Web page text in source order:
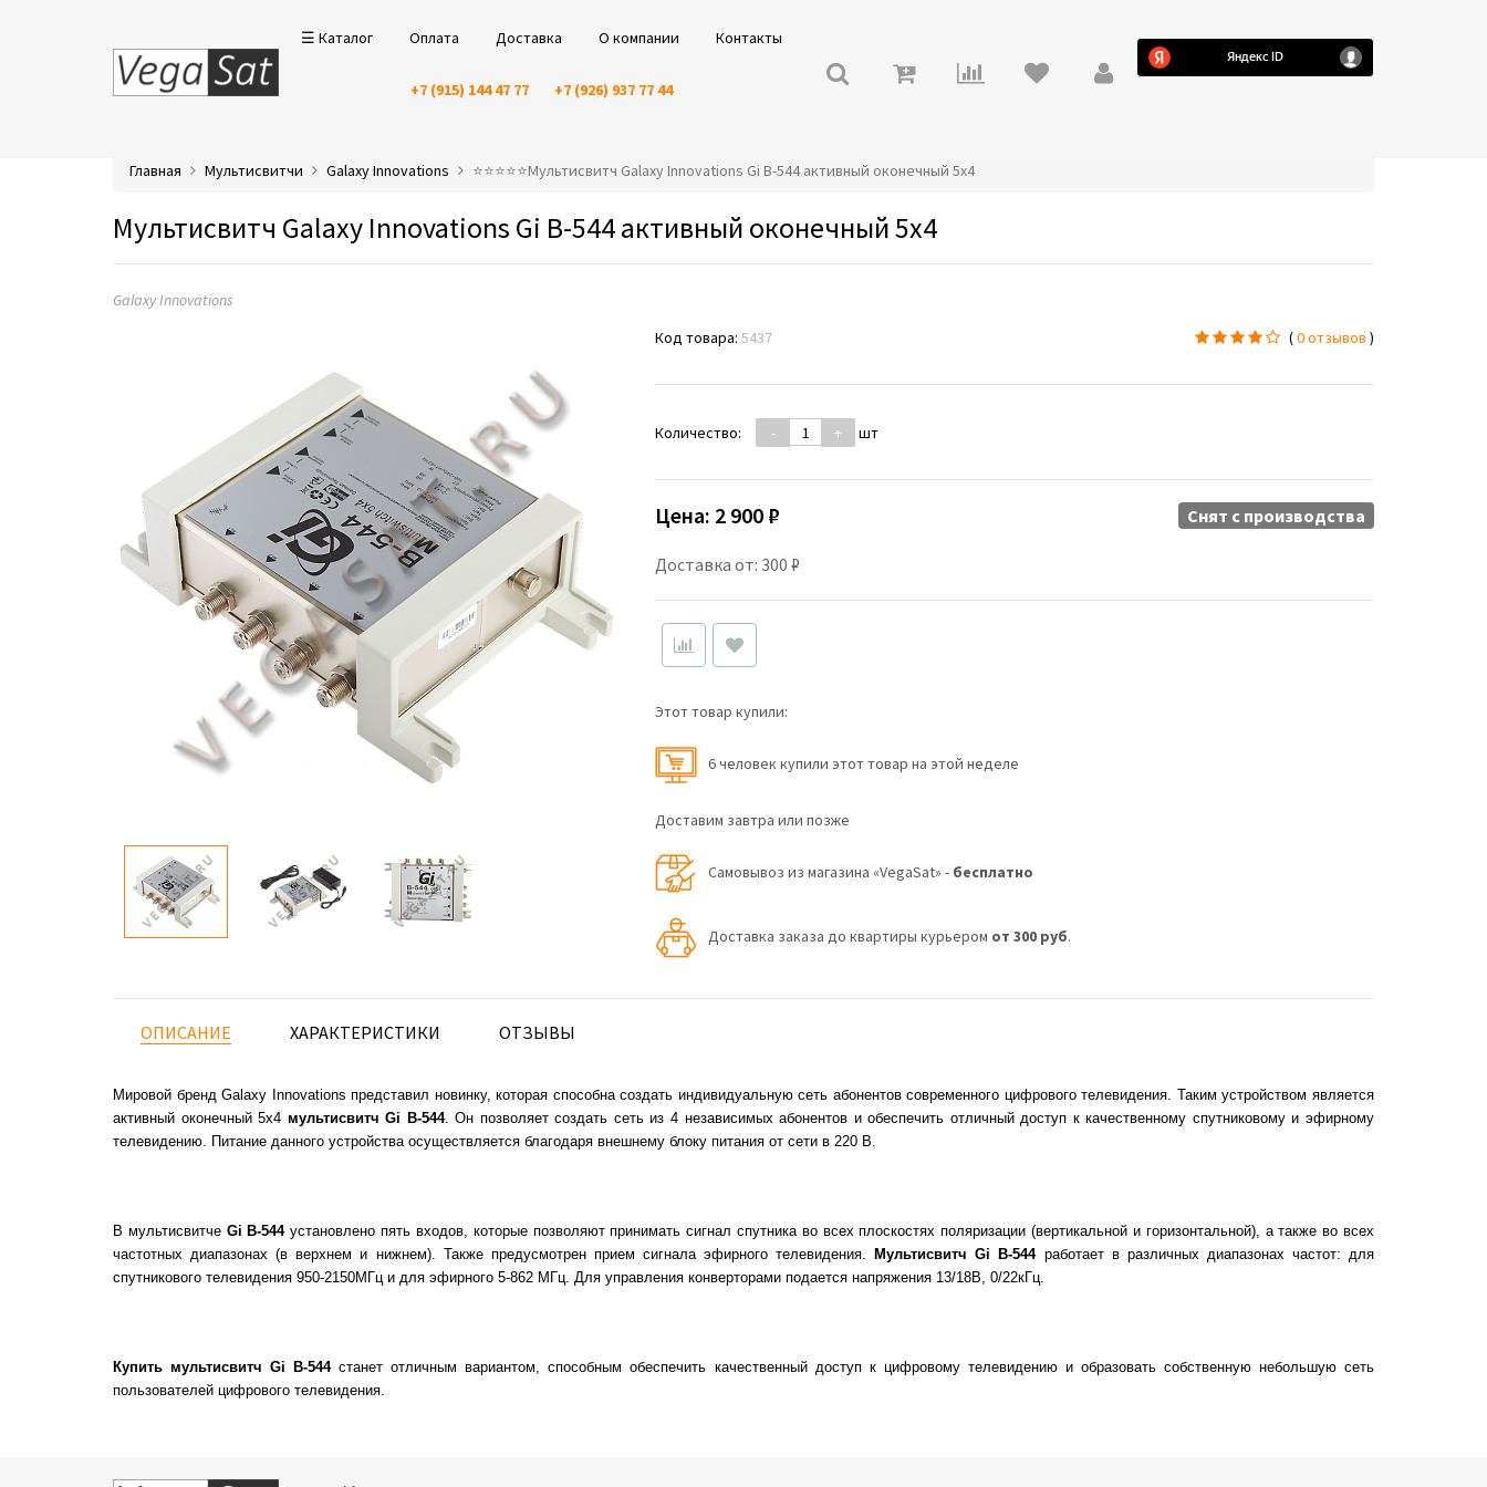
☰ Каталог Оплата Доставка О компании Контакты
+7 (915) 144 47 77 +7 (926) 937 77 44
Главная Мультисвитчи Galaxy Innovations ⭐️⭐️⭐️⭐️⭐️Мультисвитч Galaxy Innovations Gi B-544 активный оконечный 5x4
Мультисвитч Galaxy Innovations Gi B-544 активный оконечный 5x4
Galaxy Innovations
Код товара:5437 (0 отзывов )
Количество: - + шт
Цена: 2 900 ₽
Доставка от: 300 ₽
Снят c производства
Этот товар купили:
6 человек купили этот товар на этой неделе
Доставим завтра или позже
Самовывоз из магазина «VegaSat» - бесплатно
Доставка заказа до квартиры курьером от 300 руб.
ОПИСАНИЕ ХАРАКТЕРИСТИКИ ОТЗЫВЫ
Мировой бренд Galaxy Innovations представил новинку, которая способна создать индивидуальную сеть абонентов современного цифрового телевидения. Таким устройством является
активный оконечный 5х4 мультисвитч Gi B-544. Он позволяет создать сеть из 4 независимых абонентов и обеспечить отличный доступ к качественному спутниковому и эфирному
телевидению. Питание данного устройства осуществляется благодаря внешнему блоку питания от сети в 220 В.
В мультисвитче Gi B-544установлено пять входов, которые позволяют принимать сигнал спутника во всех плоскостях поляризации (вертикальной и горизонтальной), а также во всех
частотных диапазонах (в верхнем и нижнем). Также предусмотрен прием сигнала эфирного телевидения.
Мультисвитч Gi B-544работает в различных диапазонах частот: для
спутникового телевидения 950-2150МГц и для эфирного 5-862 МГц. Для управления конверторами подается напряжения 13/18В, 0/22кГц.
Купить мультисвитч Gi B-544станет отличным вариантом, способным обеспечить качественный доступ к цифровому телевидению и образовать собственную небольшую сеть
пользователей цифрового телевидения.